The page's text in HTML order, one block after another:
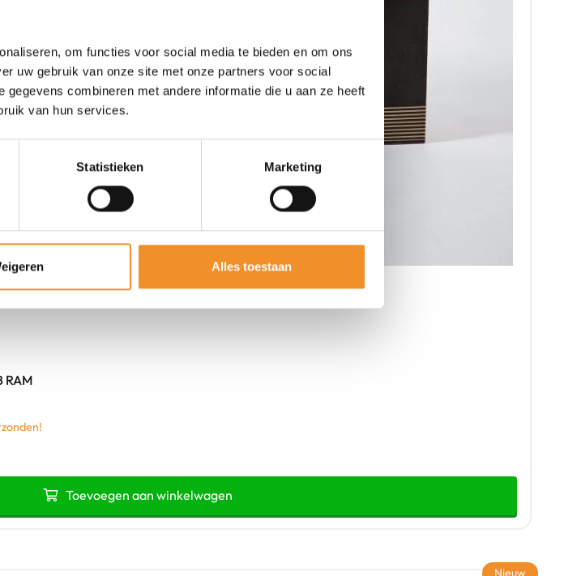
om functies voor social media te bieden en om ons
uw gebruik van onze site met onze partners voor social
combineren met andere informatie die u aan ze heeft
van hun services.
Statistieken Marketing
Alles toestaan
RAM
Toevoegen aan winkelwagen
Nieuw